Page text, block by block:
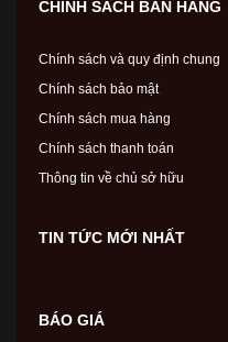
CHÍNH SÁCH BÁN HÀNG
Chính sách và quy định chung
Chính sách bảo mật
Chính sách mua hàng
Chính sách thanh toán
Thông tin về chủ sở hữu
TIN TỨC MỚI NHẤT
BÁO GIÁ